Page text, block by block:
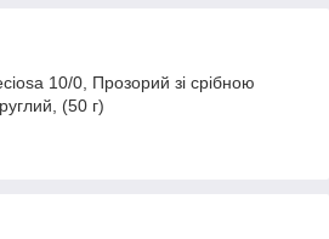
10/0, Прозорий зі срібною
(50 г)